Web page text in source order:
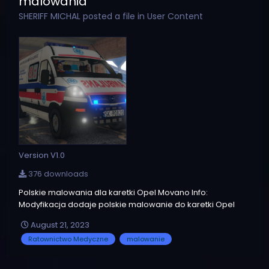
SHERIFF MICHAL posted a file in User Content
Version V1.0
376 downloads
Polskie malowania dla karetki Opel Movano Info:
Modyfikacja dodaje polskie malowanie do karetki Opel
wersje malowań: 1. Bielskie Pogotowie Ratunkowe 2.
Pogotowie Ratunowe Inowrocław 3. WSPR Olsztyn 4. WPR
August 21, 2023
Ratownictwo Medyczne malowanie